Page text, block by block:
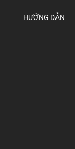
HƯỚNG DẪN